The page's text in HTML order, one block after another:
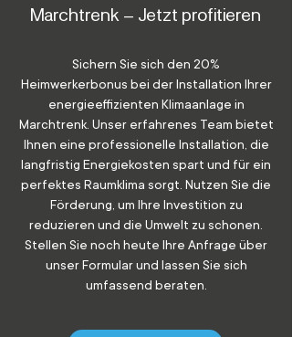
Marchtrenk – Jetzt profitieren
Sichern Sie sich den 20%
Heimwerkerbonus bei der Installation Ihrer
energieeffizienten Klimaanlage in
Marchtrenk. Unser erfahrenes Team bietet
Ihnen eine professionelle Installation, die
langfristig Energiekosten spart und für ein
perfektes Raumklima sorgt. Nutzen Sie die
Förderung, um Ihre Investition zu
reduzieren und die Umwelt zu schonen.
Stellen Sie noch heute Ihre Anfrage über
unser Formular und lassen Sie sich
umfassend beraten.